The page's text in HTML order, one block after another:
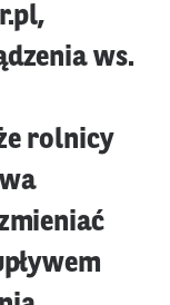
ws.
rolnicy